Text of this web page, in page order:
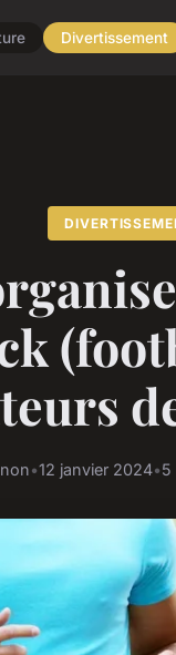
Divertissement
•12 janvier 2024•5